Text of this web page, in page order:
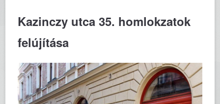
Kazinczy utca 35. homlokzatok
felújítása